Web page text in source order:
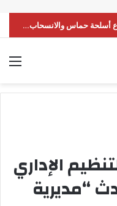
كالاس: الاتحاد الأوروبي يرحب باتفاق نزع أسلحة حماس والانسحاب الإسرائيلي من غزة
الإداري
“مديرية